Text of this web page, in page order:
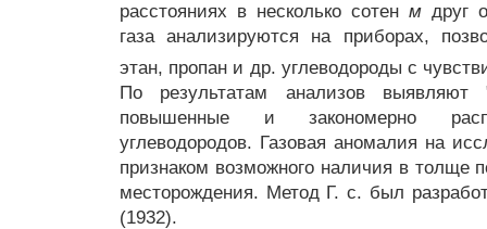
расстояниях в несколько сотен м друг
газа анализируются на приборах,
этан, пропан и др. углеводороды с
По результатам анализов
повышенные и закономерно
углеводородов. Газовая аномалия на
признаком возможного наличия в толще
месторождения. Метод Г. с. был
(1932).